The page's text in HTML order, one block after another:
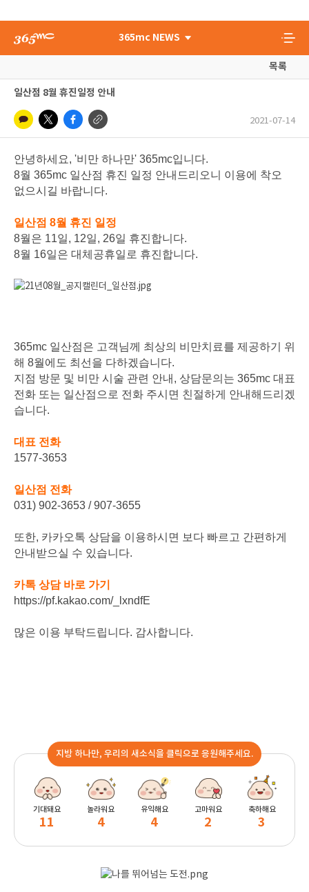
365mc NEWS
목록
일산점 8월 휴진일정 안내
2021-07-14
안녕하세요, '비만 하나만' 365mc입니다.
8월 365mc 일산점 휴진 일정 안내드리오니 이용에 착오
없으시길 바랍니다.
일산점 8월 휴진 일정
8월은 11일, 12일, 26일 휴진합니다.
8월 16일은 대체공휴일로 휴진합니다.
365mc 일산점은 고객님께 최상의 비만치료를 제공하기 위
해 8월에도 최선을 다하겠습니다.
지점 방문 및 비만 시술 관련 안내, 상담문의는 365mc 대표
전화 또는 일산점으로 전화 주시면 친절하게 안내해드리겠
습니다.
대표 전화
1577-3653
일산점 전화
031) 902-3653 / 907-3655
또한, 카카오톡 상담을 이용하시면 보다 빠르고 간편하게
안내받으실 수 있습니다.
카톡 상담 바로 가기
https://pf.kakao.com/_lxndfE
많은 이용 부탁드립니다. 감사합니다.
지방 하나만, 우리의 새소식을 클릭으로 응원해주세요.
기대돼요
11
놀라워요
4
유익해요
4
고마워요
2
축하해요
3